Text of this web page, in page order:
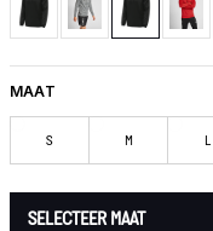
MAAT
S M L
SELECTEER MAAT